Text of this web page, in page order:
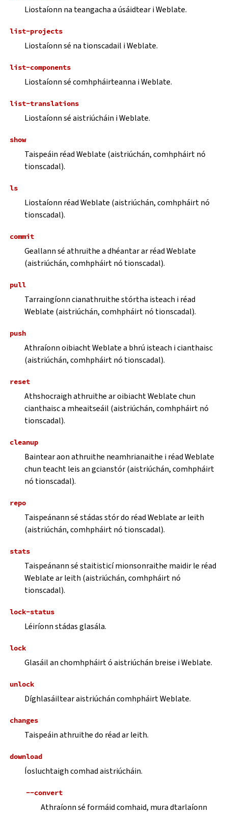
Liostaíonn na teangacha a úsáidtear i Weblate.
list-projects
Liostaíonn sé na tionscadail i Weblate.
list-components
Liostaíonn sé comhpháirteanna i Weblate.
list-translations
Liostaíonn sé aistriúcháin i Weblate.
show
Taispeáin réad Weblate (aistriúchán, comhpháirt nó
tionscadal).
ls
Liostaíonn réad Weblate (aistriúchán, comhpháirt nó
tionscadal).
commit
Geallann sé athruithe a dhéantar ar réad Weblate
(aistriúchán, comhpháirt nó tionscadal).
pull
Tarraingíonn cianathruithe stórtha isteach i réad
Weblate (aistriúchán, comhpháirt nó tionscadal).
push
Athraíonn oibiacht Weblate a bhrú isteach i cianthaisc
(aistriúchán, comhpháirt nó tionscadal).
reset
Athshocraigh athruithe ar oibiacht Weblate chun
cianthaisc a mheaitseáil (aistriúchán, comhpháirt nó
tionscadal).
cleanup
Baintear aon athruithe neamhrianaithe i réad Weblate
chun teacht leis an gcianstór (aistriúchán, comhpháirt
nó tionscadal).
repo
Taispeánann sé stádas stór do réad Weblate ar leith
(aistriúchán, comhpháirt nó tionscadal).
stats
Taispeánann sé staitisticí mionsonraithe maidir le réad
Weblate ar leith (aistriúchán, comhpháirt nó
tionscadal).
lock-status
Léiríonn stádas glasála.
lock
Glasáil an chomhpháirt ó aistriúchán breise i Weblate.
unlock
Díghlasáiltear aistriúchán comhpháirt Weblate.
changes
Taispeáin athruithe do réad ar leith.
download
Íosluchtaigh comhad aistriúcháin.
--convert
Athraíonn sé formáid comhaid, mura dtarlaíonn